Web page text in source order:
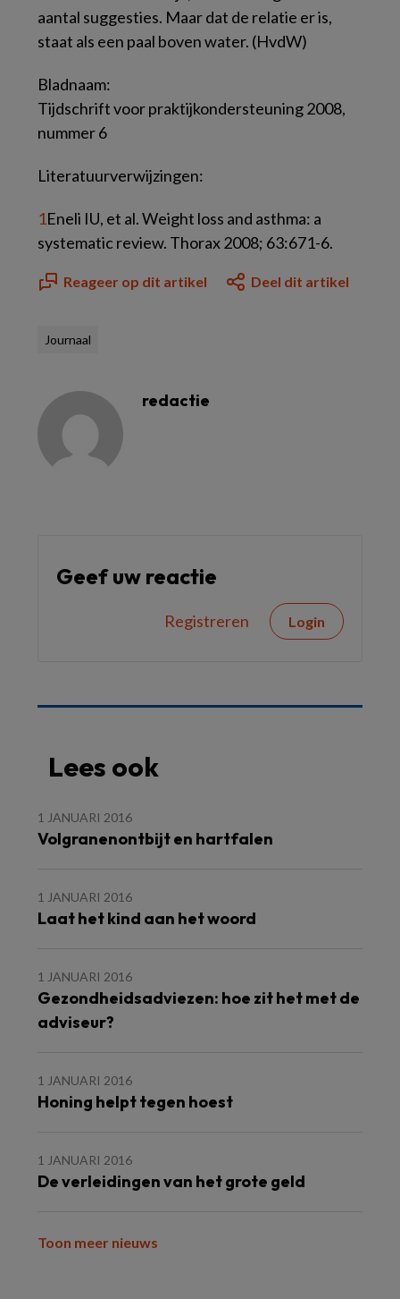
aantal suggesties. Maar dat de relatie er is,
staat als een paal boven water. (HvdW)
Bladnaam:
Tijdschrift voor praktijkondersteuning 2008,
nummer 6
Literatuurverwijzingen:
1Eneli IU, et al. Weight loss and asthma: a
systematic review. Thorax 2008; 63:671-6.
Reageer op dit artikel Deel dit artikel
Journaal
redactie
Geef uw reactie
Registreren Login
Lees ook
1 JANUARI 2016
Volgranenontbijt en hartfalen
1 JANUARI 2016
Laat het kind aan het woord
1 JANUARI 2016
Gezondheidsadviezen: hoe zit het met de
adviseur?
1 JANUARI 2016
Honing helpt tegen hoest
1 JANUARI 2016
De verleidingen van het grote geld
Toon meer nieuws